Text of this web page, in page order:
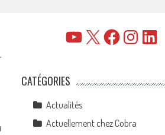
YouTube
X FacebookInstagramLinkedIn
CATÉGORIES
Actualités
Actuellement chez Cobra